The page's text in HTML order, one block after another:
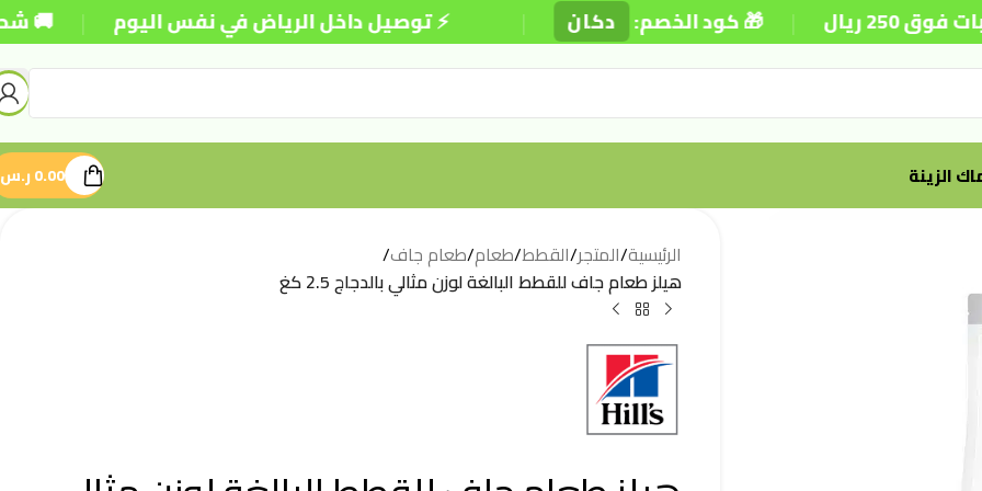
⚡ توصيل داخل الرياض في نفس اليوم | 🚚 شحن | 🎁 كود الخصم: دكان |
الزينة 0.00ر.س
الرئيسية/المتجر/القطط/طعام/طعام جاف/
هيلز طعام جاف للقطط البالغة لوزن مثالي بالدجاج 2.5 كغ